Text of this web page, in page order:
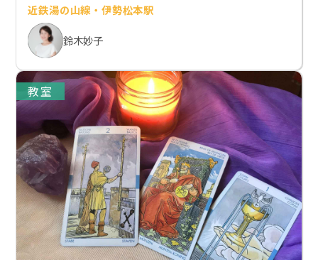
近鉄湯の山線・伊勢松本駅
鈴木妙子
教室